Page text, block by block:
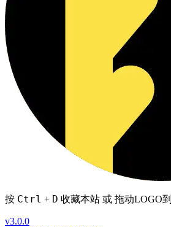
按 Ctrl + D 收藏本站 或 拖动LOGO
v3.0.0